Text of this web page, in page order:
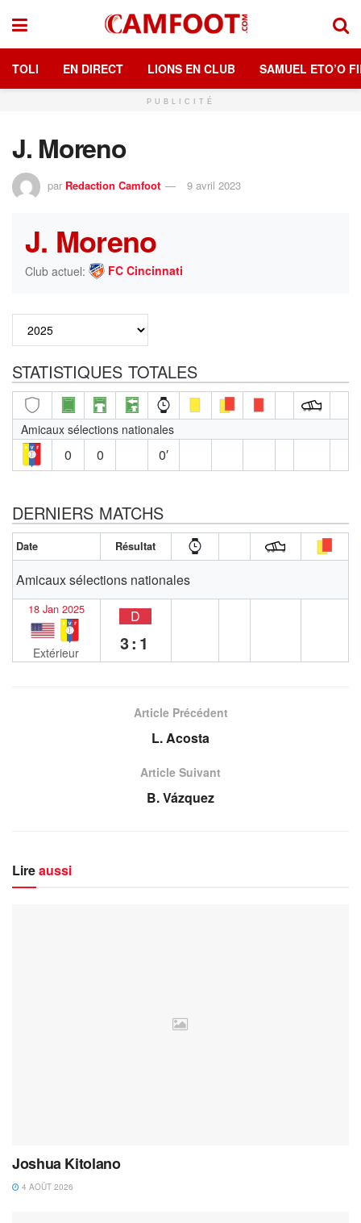
TOLI EN DIRECT LIONS EN CLUB SAMUEL ETO’O
PUBLICITÉ
J. Moreno
par Redaction Camfoot 9 avril 2023
J. Moreno
Club actuel: FC Cincinnati
STATISTIQUES TOTALES
Amicaux sélections nationales
0 0 0′
DERNIERS MATCHS
Date Résultat
Amicaux sélections nationales
18 Jan 2025
Extérieur
D
3:1
Article Précédent
L. Acosta
Article Suivant
B. Vázquez
Lireaussi
Joshua Kitolano
4 AOÛT 2026